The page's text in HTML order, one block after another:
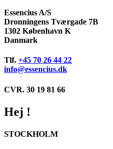
Essencius A/S
Dronningens Tværgade 7B
1302 København K
Danmark
Tlf. +45 70 26 44 22
info@essencius.dk
CVR. 30 19 81 66
Hej !
STOCKHOLM